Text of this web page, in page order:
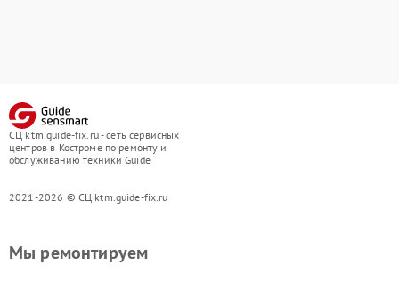
СЦ ktm.guide-fix.ru - сеть сервисных
центров в Костроме по ремонту и
обслуживанию техники Guide
2021-2026 © СЦ ktm.guide-fix.ru
Мы ремонтируем